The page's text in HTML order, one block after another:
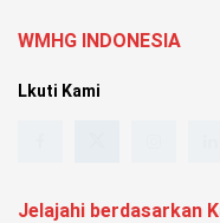
WMHG INDONESIA
Lkuti Kami
Jelajahi berdasarkan